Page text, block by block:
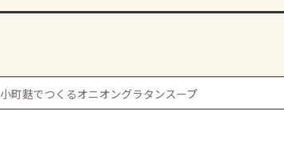
小町麩でつくるオニオングラタンスープ